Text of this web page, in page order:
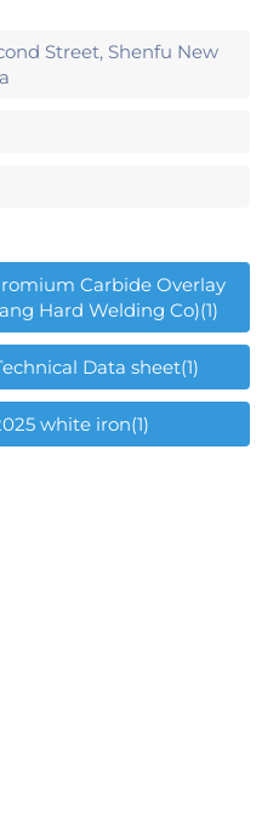
Street, Shenfu New
Carbide Overlay
Hard Welding Co)(1)
Data sheet(1)
white iron(1)